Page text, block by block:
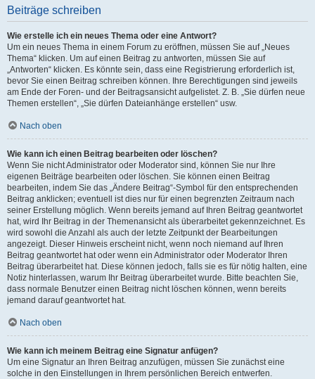
Beiträge schreiben
Wie erstelle ich ein neues Thema oder eine Antwort?
Um ein neues Thema in einem Forum zu eröffnen, müssen Sie auf „Neues
Thema“ klicken. Um auf einen Beitrag zu antworten, müssen Sie auf
„Antworten“ klicken. Es könnte sein, dass eine Registrierung erforderlich ist,
bevor Sie einen Beitrag schreiben können. Ihre Berechtigungen sind jeweils
am Ende der Foren- und der Beitragsansicht aufgelistet. Z. B. „Sie dürfen neue
Themen erstellen“, „Sie dürfen Dateianhänge erstellen“ usw.
Nach oben
Wie kann ich einen Beitrag bearbeiten oder löschen?
Wenn Sie nicht Administrator oder Moderator sind, können Sie nur Ihre
eigenen Beiträge bearbeiten oder löschen. Sie können einen Beitrag
bearbeiten, indem Sie das „Ändere Beitrag“-Symbol für den entsprechenden
Beitrag anklicken; eventuell ist dies nur für einen begrenzten Zeitraum nach
seiner Erstellung möglich. Wenn bereits jemand auf Ihren Beitrag geantwortet
hat, wird Ihr Beitrag in der Themenansicht als überarbeitet gekennzeichnet. Es
wird sowohl die Anzahl als auch der letzte Zeitpunkt der Bearbeitungen
angezeigt. Dieser Hinweis erscheint nicht, wenn noch niemand auf Ihren
Beitrag geantwortet hat oder wenn ein Administrator oder Moderator Ihren
Beitrag überarbeitet hat. Diese können jedoch, falls sie es für nötig halten, eine
Notiz hinterlassen, warum Ihr Beitrag überarbeitet wurde. Bitte beachten Sie,
dass normale Benutzer einen Beitrag nicht löschen können, wenn bereits
jemand darauf geantwortet hat.
Nach oben
Wie kann ich meinem Beitrag eine Signatur anfügen?
Um eine Signatur an Ihren Beitrag anzufügen, müssen Sie zunächst eine
solche in den Einstellungen in Ihrem persönlichen Bereich entwerfen.